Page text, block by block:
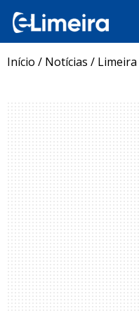
Início / Notícias / Limeira